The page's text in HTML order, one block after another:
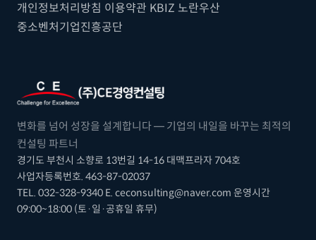
개인정보처리방침 이용약관 KBIZ 노란우산
중소벤처기업진흥공단
변화를 넘어 성장을 설계합니다 — 기업의 내일을 바꾸는 최적의
컨설팅 파트너
경기도 부천시 소향로 13번길 14-16 대맥프라자 704호
사업자등록번호. 463-87-02037
TEL. 032-328-9340 E. ceconsulting@naver.com 운영시간
09:00~18:00 (토·일·공휴일 휴무)